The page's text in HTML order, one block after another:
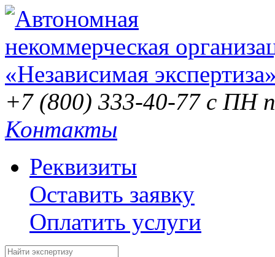
+7 (800) 333-40-77 с ПН
Контакты
Реквизиты
Оставить заявку
Оплатить услуги